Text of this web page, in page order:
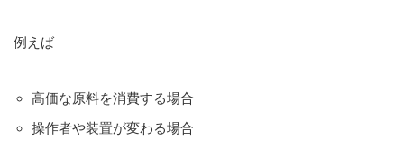
例えば
高価な原料を消費する場合
操作者や装置が変わる場合